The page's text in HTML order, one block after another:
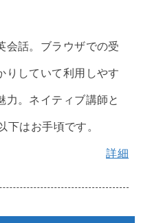
会話。ブラウザでの受
りしていて利用しやす
力。ネイティブ講師と
はお手頃です。
詳細